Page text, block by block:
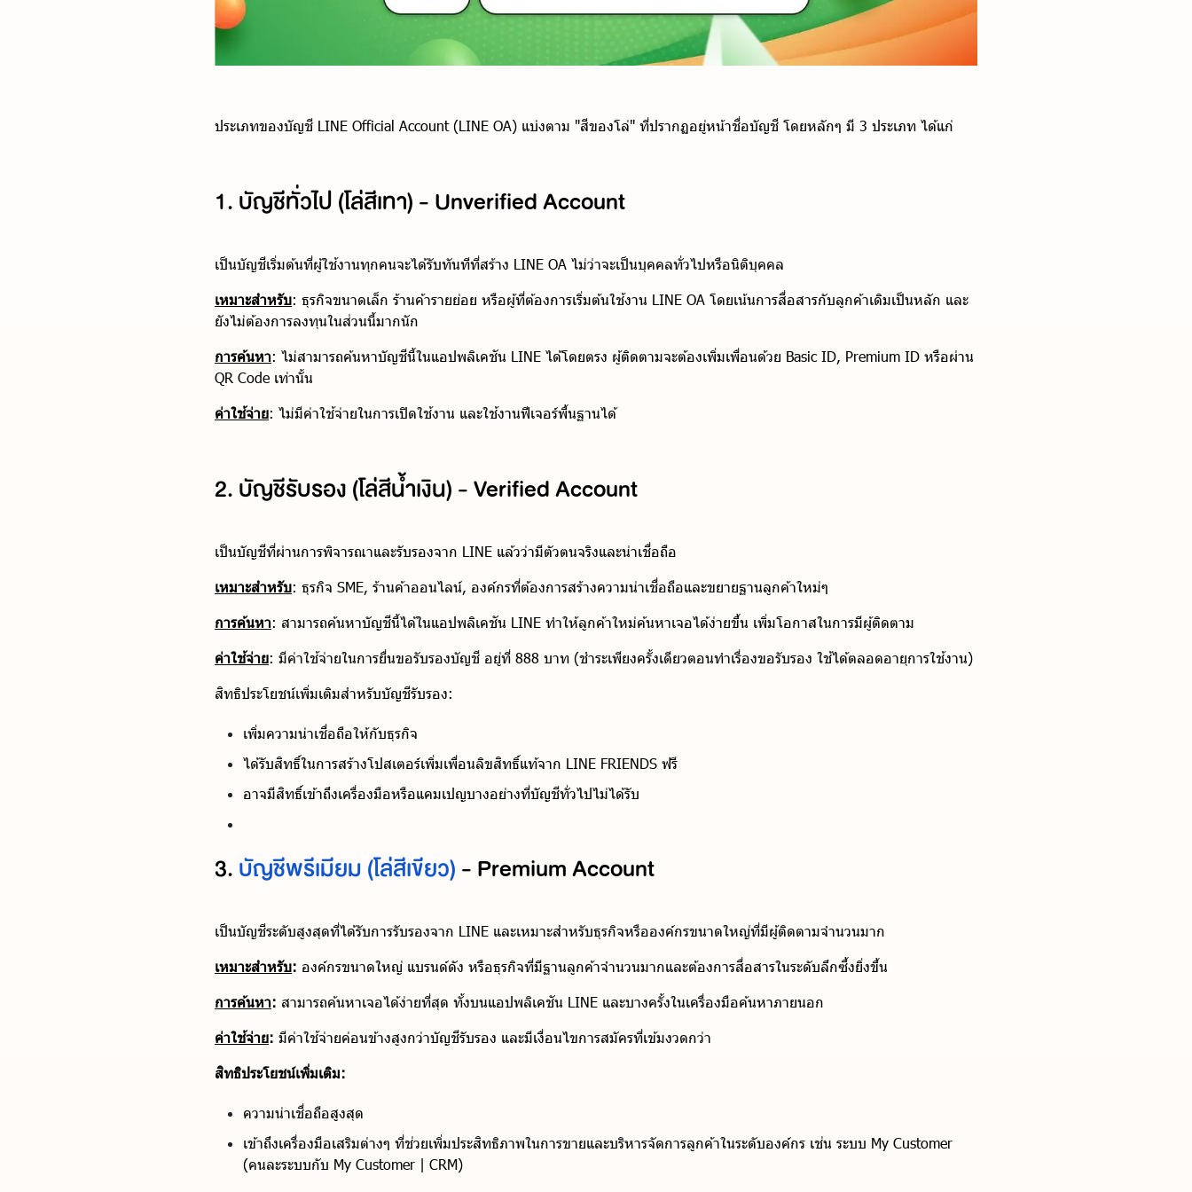
ประเภทของบัญชี LINE Official Account (LINE OA) แบ่งตาม "สีของโล่" ที่ปรากฏอยู่หน้าชื่อบัญชี โดยหลักๆ มี 3 ประเภท ได้แก่
1. บัญชีทั่วไป (โล่สีเทา) - Unverified Account
เป็นบัญชีเริ่มต้นที่ผู้ใช้งานทุกคนจะได้รับทันทีที่สร้าง LINE OA ไม่ว่าจะเป็นบุคคลทั่วไปหรือนิติบุคคล
เหมาะสำหรับ: ธุรกิจขนาดเล็ก ร้านค้ารายย่อย หรือผู้ที่ต้องการเริ่มต้นใช้งาน LINE OA โดยเน้นการสื่อสารกับลูกค้าเดิมเป็นหลัก และ
ยังไม่ต้องการลงทุนในส่วนนี้มากนัก
การค้นหา: ไม่สามารถค้นหาบัญชีนี้ในแอปพลิเคชัน LINE ได้โดยตรง ผู้ติดตามจะต้องเพิ่มเพื่อนด้วย Basic ID, Premium ID หรือผ่าน
QR Code เท่านั้น
ค่าใช้จ่าย: ไม่มีค่าใช้จ่ายในการเปิดใช้งาน และใช้งานฟีเจอร์พื้นฐานได้
2. บัญชีรับรอง (โล่สีน้ำเงิน) - Verified Account
เป็นบัญชีที่ผ่านการพิจารณาและรับรองจาก LINE แล้วว่ามีตัวตนจริงและน่าเชื่อถือ
เหมาะสำหรับ: ธุรกิจ SME, ร้านค้าออนไลน์, องค์กรที่ต้องการสร้างความน่าเชื่อถือและขยายฐานลูกค้าใหม่ๆ
การค้นหา: สามารถค้นหาบัญชีนี้ได้ในแอปพลิเคชัน LINE ทำให้ลูกค้าใหม่ค้นหาเจอได้ง่ายขึ้น เพิ่มโอกาสในการมีผู้ติดตาม
ค่าใช้จ่าย: มีค่าใช้จ่ายในการยื่นขอรับรองบัญชี อยู่ที่ 888 บาท (ชำระเพียงครั้งเดียวตอนทำเรื่องขอรับรอง ใช้ได้ตลอดอายุการใช้งาน)
สิทธิประโยชน์เพิ่มเติมสำหรับบัญชีรับรอง:
เพิ่มความน่าเชื่อถือให้กับธุรกิจ
ได้รับสิทธิ์ในการสร้างโปสเตอร์เพิ่มเพื่อนลิขสิทธิ์แท้จาก LINE FRIENDS ฟรี
อาจมีสิทธิ์เข้าถึงเครื่องมือหรือแคมเปญบางอย่างที่บัญชีทั่วไปไม่ได้รับ
3.บัญชีพรีเมียม (โล่สีเขียว)- Premium Account
เป็นบัญชีระดับสูงสุดที่ได้รับการรับรองจาก LINE และเหมาะสำหรับธุรกิจหรือองค์กรขนาดใหญ่ที่มีผู้ติดตามจำนวนมาก
เหมาะสำหรับ: องค์กรขนาดใหญ่ แบรนด์ดัง หรือธุรกิจที่มีฐานลูกค้าจำนวนมากและต้องการสื่อสารในระดับลึกซึ้งยิ่งขึ้น
การค้นหา: สามารถค้นหาเจอได้ง่ายที่สุด ทั้งบนแอปพลิเคชัน LINE และบางครั้งในเครื่องมือค้นหาภายนอก
ค่าใช้จ่าย: มีค่าใช้จ่ายค่อนข้างสูงกว่าบัญชีรับรอง และมีเงื่อนไขการสมัครที่เข้มงวดกว่า
สิทธิประโยชน์เพิ่มเติม:
ความน่าเชื่อถือสูงสุด
เข้าถึงเครื่องมือเสริมต่างๆ ที่ช่วยเพิ่มประสิทธิภาพในการขายและบริหารจัดการลูกค้าในระดับองค์กร เช่น ระบบ My Customer
(คนละระบบกับ My Customer | CRM)